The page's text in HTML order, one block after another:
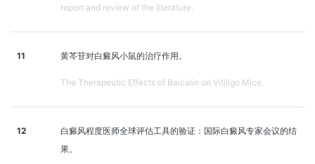
report and review of the literature.
11 黄芩苷对白癜风小鼠的治疗作用。
The Therapeutic Effects of Baicalin on Vitiligo Mice.
12
白癜风程度医师全球评估工具的验证：国际白癜风专家会议的结
果。